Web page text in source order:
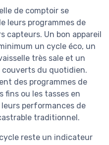
de comptoir se
leurs programmes de
capteurs. Un bon appareil
un cycle éco, un
très sale et un
couverts du quotidien.
des programmes de
fins ou les tasses en
performances de
traditionnel.
reste un indicateur